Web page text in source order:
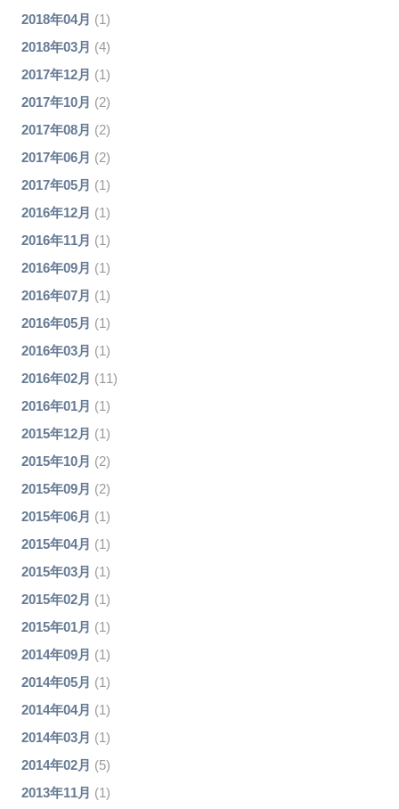
2018年04月 (1)
2018年03月 (4)
2017年12月 (1)
2017年10月 (2)
2017年08月 (2)
2017年06月 (2)
2017年05月 (1)
2016年12月 (1)
2016年11月 (1)
2016年09月 (1)
2016年07月 (1)
2016年05月 (1)
2016年03月 (1)
2016年02月 (11)
2016年01月 (1)
2015年12月 (1)
2015年10月 (2)
2015年09月 (2)
2015年06月 (1)
2015年04月 (1)
2015年03月 (1)
2015年02月 (1)
2015年01月 (1)
2014年09月 (1)
2014年05月 (1)
2014年04月 (1)
2014年03月 (1)
2014年02月 (5)
2013年11月 (1)